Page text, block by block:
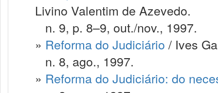
Livino Valentim de Azevedo.
n. 9, p. 8–9, out./nov., 1997.
» Reforma do Judiciário / Ives
n. 8, ago., 1997.
» Reforma do Judiciário: do